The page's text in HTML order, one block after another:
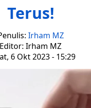
Terus!
Irham MZ
Editor: Irham MZ
6 Okt 2023 - 15:29